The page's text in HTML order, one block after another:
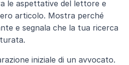
le aspettative del lettore e
articolo. Mostra perché
e segnala che la tua ricerca
iniziale di un avvocato.